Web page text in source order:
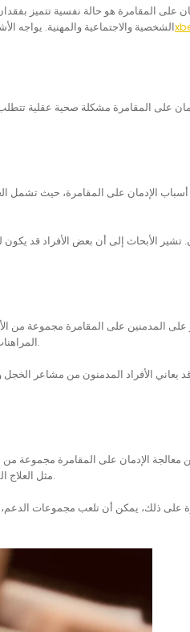
على المقامرة هو حالة نفسية تتميز
الشخصية والاجتماعية والمهنية.
على المقامرة مشكلة صحية عقلية
أسباب الإدمان على المقامرة، حيث تشمل
المدمنين على المقامرة مجموعة من
المراهنات، ومواجهة مشاكل مالية خطيرة. كما يمكن أن يتسبب هذا الإدمان في تدهور العلاقات الشخصية والعائلية.
يعاني الأفراد المدمنون من مشاعر
معالجة الإدمان على المقامرة مجموعة من
مثل العلاج السلوكي المعرفي، والذي يساعدهم على فهم الأسباب الجذرية لسلوكهم وتطوير استراتيجيات للتعامل معه.
على ذلك، يمكن أن تلعب مجموعات الدعم،